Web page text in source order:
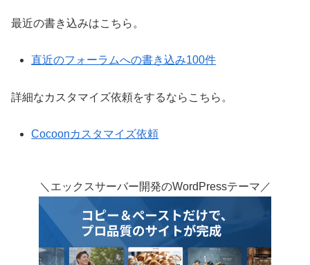
最近の書き込みはこちら。
直近のフォーラムへの書き込み100件
詳細なカスタマイズ依頼をするならこちら。
Cocoonカスタマイズ依頼
＼エックスサーバー開発のWordPressテーマ／